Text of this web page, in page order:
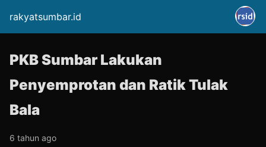
rakyatsumbar.id
PKB Sumbar Lakukan
Penyemprotan dan Ratik Tulak
Bala
6 tahun ago